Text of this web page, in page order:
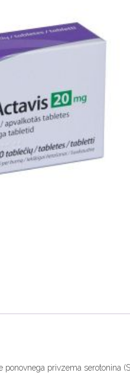
privzema